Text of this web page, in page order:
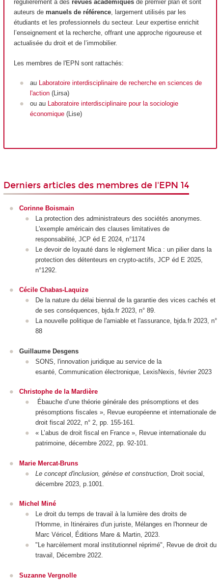
régulièrement à des revues académiques de premier plan et sont
auteurs de manuels de référence, largement utilisés par les
étudiants et les professionnels du secteur. Leur expertise enrichit
l’enseignement et la recherche, offrant une approche rigoureuse et
actualisée du droit et de l’immobilier.
Les membres de l'EPN sont rattachés:
au Laboratoire interdisciplinaire de recherche en sciences de
l'action(Lirsa)
ou au Laboratoire interdisciplinaire pour la sociologie
économique(Lise)
Derniers articles des membres de l'EPN 14
Corinne Boismain
La protection des administrateurs des sociétés anonymes.
L'exemple américain des clauses limitatives de
responsabilité, JCP éd E 2024, n°1174
Le devoir de loyauté dans le règlement Mica : un pilier dans la
protection des détenteurs en crypto-actifs, JCP éd E 2025,
n°1292.
Cécile Chabas-Laquize
De la nature du délai biennal de la garantie des vices cachés et
de ses conséquences, bjda.fr 2023, n° 89.
La nouvelle politique de l'amiable et l'assurance, bjda.fr 2023, n°
88
Guillaume Desgens
SONS, l'innovation juridique au service de la
esanté, Communication électronique, LexisNexis, février 2023
Christophe de la Mardière
Ébauche d’une théorie générale des présomptions et des
présomptions fiscales », Revue européenne et internationale de
droit fiscal 2022, n° 2, pp. 155-161.
« L’abus de droit fiscal en France », Revue internationale du
patrimoine, décembre 2022, pp. 92-101.
Marie Mercat-Bruns
Le concept d'inclusion, génèse et construction, Droit social,
décembre 2023, p.1001.
Michel Miné
Le droit du temps de travail à la lumière des droits de
l'Homme, in Itinéraires d'un juriste, Mélanges en l'honneur de
Marc Véricel , Éditions Mare & Martin, 2023.
"Le harcèlement moral institutionnel réprimé", Revue de droit du
travail , Décembre 2022.
Suzanne Vergnolle